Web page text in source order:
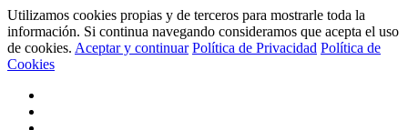
Utilizamos cookies propias y de terceros para mostrarle toda la
información. Si continua navegando consideramos que acepta el uso
de cookies. Aceptar y continuar Política de Privacidad Política de
Cookies